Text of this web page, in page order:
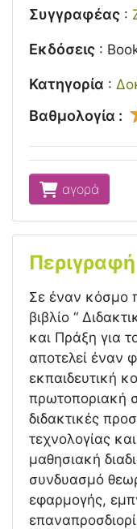
Συγγραφέας :
Εκδόσεις :
Κατηγορία :
Βαθμολογία :
αγορά
Περιγραφή
Σε έναν κόσμο
βιβλίο “
και Πράξη για
αποτελεί έναν
εκπαιδευτική
πρωτοποριακή
διδακτικές
τεχνολογίας
μαθησιακή
συνδυασμό
εφαρμογής,